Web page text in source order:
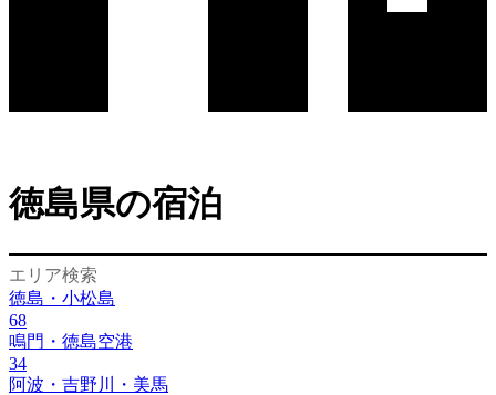
徳島県の宿泊
エリア検索
徳島・小松島
68
鳴門・徳島空港
34
阿波・吉野川・美馬